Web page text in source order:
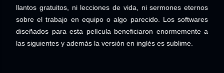
llantos gratuitos, ni lecciones de vida, ni sermones eternos
sobre el trabajo en equipo o algo parecido. Los softwares
diseñados para esta película beneficiaron enormemente a
las siguientes y además la versión en inglés es sublime.